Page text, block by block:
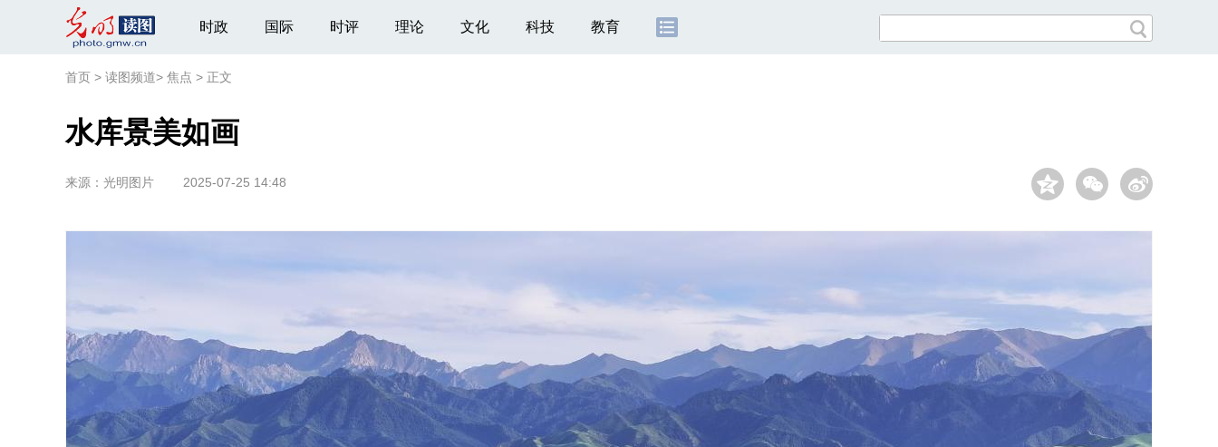
时政 国际 时评 理论 文化 科技 教育
首页 > 读图频道> 焦点 > 正文
水库景美如画
来源： 光明图片 2025-07-25 14:48